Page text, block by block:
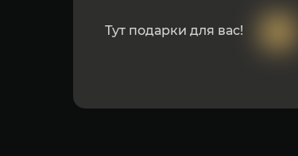
Тут подарки для вас!